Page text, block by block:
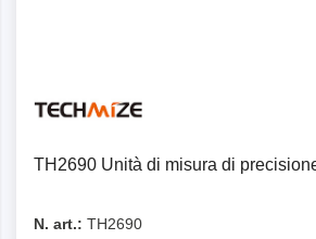
TH2690 Unità di misura di
N. art.: TH2690